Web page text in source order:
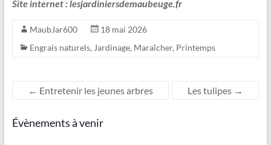
Site internet : lesjardiniersdemaubeuge.fr
MaubJar600
18 mai 2026
Engrais naturels, Jardinage, Maraîcher, Printemps
← Entretenir les jeunes arbres Les tulipes →
Évènements à venir